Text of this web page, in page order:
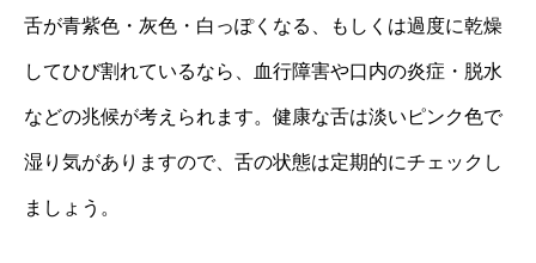
舌が青紫色・灰色・白っぽくなる、もしくは過度に乾燥
してひび割れているなら、血行障害や口内の炎症・脱水
などの兆候が考えられます。健康な舌は淡いピンク色で
湿り気がありますので、舌の状態は定期的にチェックし
ましょう。